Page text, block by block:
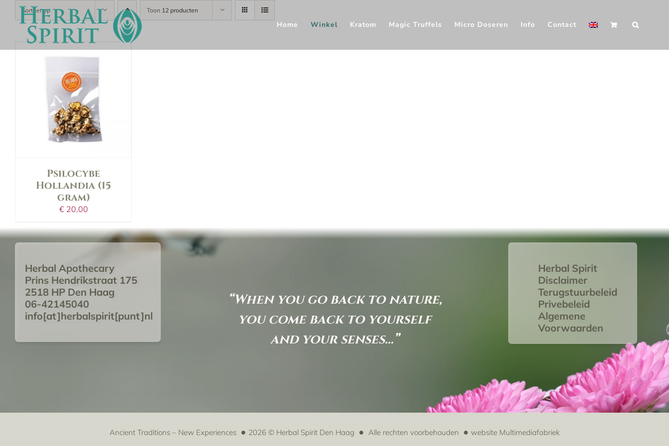
content
Home Winkel Kratom Magic Truffels Micro Doseren Info Contact
Sorteer op Toon 12 producten
in shopping bag
details
Psilocybe
Hollandia (15
gram)
€ 20,00
Herbal Apothecary
Prins Hendrikstraat 175
2518 HP Den Haag
06-42145040
info[at]herbalspirit[punt]nl
“When you go back to nature,
you come back to yourself
and your senses…”
Herbal Spirit
Disclaimer
Terugstuurbeleid
Privebeleid
Algemene
Voorwaarden
Ancient Traditions – New Experiences 2026 © Herbal Spirit Den Haag Alle rechten voorbehouden website Multimediafabriek